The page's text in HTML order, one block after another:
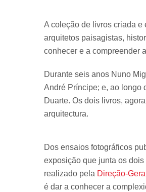
A coleção de livros criada e
arquitetos paisagistas,
conhecer e a compreender
Durante seis anos Nuno
André Príncipe; e, ao longo
Duarte. Os dois livros,
arquitectura.
Dos ensaios fotográficos
exposição que junta os
realizado pela Direção-
é dar a conhecer a